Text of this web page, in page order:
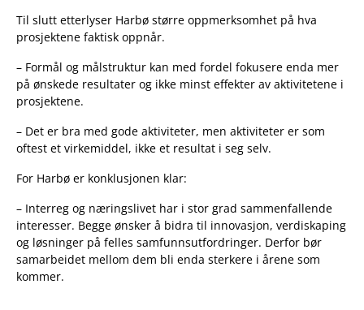
Til slutt etterlyser Harbø større oppmerksomhet på hva
prosjektene faktisk oppnår.
– Formål og målstruktur kan med fordel fokusere enda mer
på ønskede resultater og ikke minst effekter av aktivitetene i
prosjektene.
– Det er bra med gode aktiviteter, men aktiviteter er som
oftest et virkemiddel, ikke et resultat i seg selv.
For Harbø er konklusjonen klar:
– Interreg og næringslivet har i stor grad sammenfallende
interesser. Begge ønsker å bidra til innovasjon, verdiskaping
og løsninger på felles samfunnsutfordringer. Derfor bør
samarbeidet mellom dem bli enda sterkere i årene som
kommer.